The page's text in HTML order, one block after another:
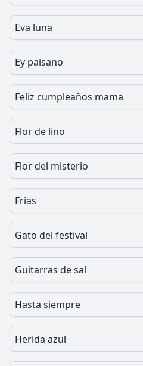
Eva luna
Ey paisano
Feliz cumpleaños mama
Flor de lino
Flor del misterio
Frias
Gato del festival
Guitarras de sal
Hasta siempre
Herida azul